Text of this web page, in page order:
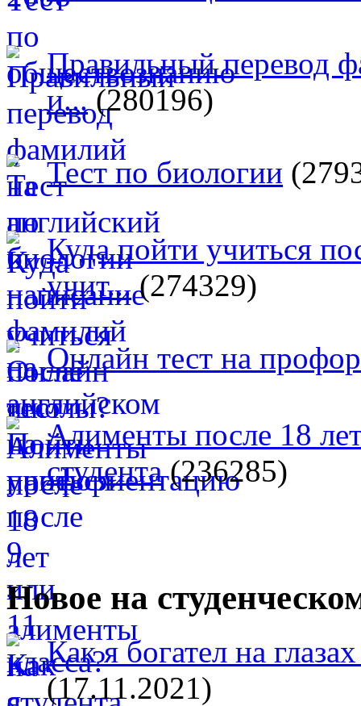
Правильный перевод
и...(280196)
Тест по биологии
Куда пойти учиться
учит...(274329)
Онлайн тест на
Алименты после 18
студента(236285)
Новое на
Как я богател на
(17.11.2021)